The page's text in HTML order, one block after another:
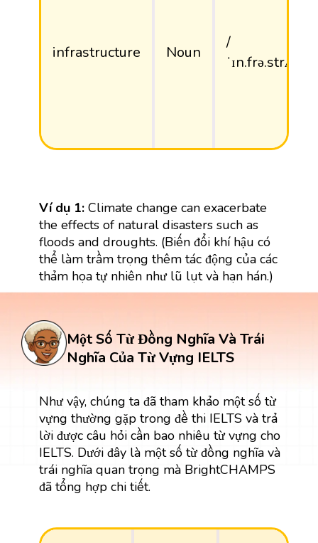
infrastructure Noun
/
Ví dụ 1:Climate change can exacerbate
the effects of natural disasters such as
floods and droughts. (Biến đổi khí hậu có
thể làm trầm trọng thêm tác động của các
thảm họa tự nhiên như lũ lụt và hạn hán.)
Một Số Từ Đồng Nghĩa Và Trái
Nghĩa Của Từ Vựng IELTS
Như vậy, chúng ta đã tham khảo một số từ
vựng thường gặp trong đề thi IELTS và trả
lời được câu hỏi cần bao nhiêu từ vựng cho
IELTS. Dưới đây là một số từ đồng nghĩa và
trái nghĩa quan trọng mà BrightCHAMPS
đã tổng hợp chi tiết.